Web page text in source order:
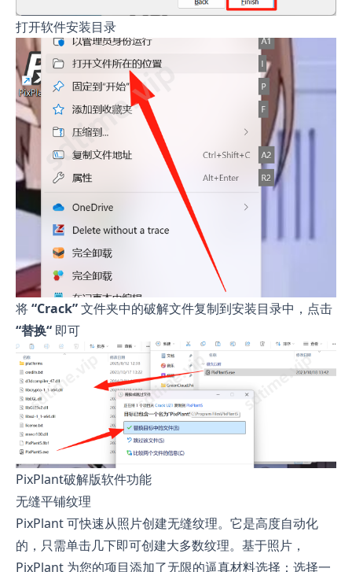
打开软件安装目录
将“Crack”文件夹中的破解文件复制到安装目录中，点击
“替换“ 即可
PixPlant破解版软件功能
无缝平铺纹理
PixPlant 可快速从照片创建无缝纹理。它是高度自动化
的，只需单击几下即可创建大多数纹理。基于照片，
PixPlant 为您的项目添加了无限的逼真材料选择：选择一